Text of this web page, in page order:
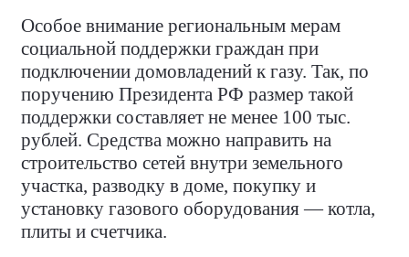
Особое внимание региональным мерам
социальной поддержки граждан при
подключении домовладений к газу. Так, по
поручению Президента РФ размер такой
поддержки составляет не менее 100 тыс.
рублей. Средства можно направить на
строительство сетей внутри земельного
участка, разводку в доме, покупку и
установку газового оборудования — котла,
плиты и счетчика.